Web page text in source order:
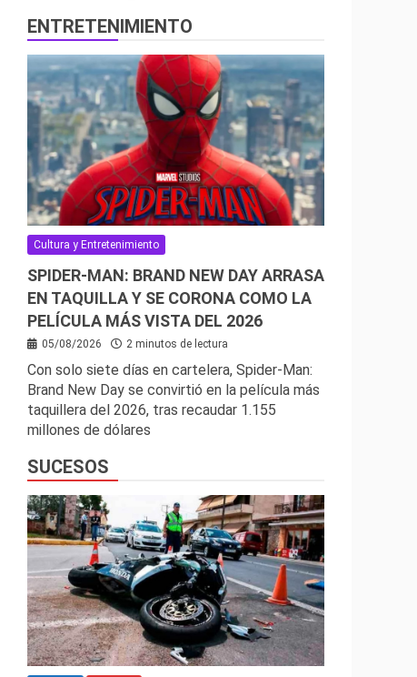
ENTRETENIMIENTO
Cultura y Entretenimiento
SPIDER-MAN: BRAND NEW DAY ARRASA
EN TAQUILLA Y SE CORONA COMO LA
PELÍCULA MÁS VISTA DEL 2026
05/08/2026 2 minutos de lectura
Con solo siete días en cartelera, Spider-Man:
Brand New Day se convirtió en la película más
taquillera del 2026, tras recaudar 1.155
millones de dólares
SUCESOS